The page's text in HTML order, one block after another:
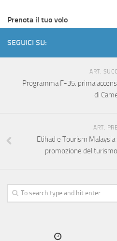
Prenota il tuo volo
SEGUICI SU:
ART.
Programma F-35: prima
di
ART.
Etihad e Tourism
promozione del